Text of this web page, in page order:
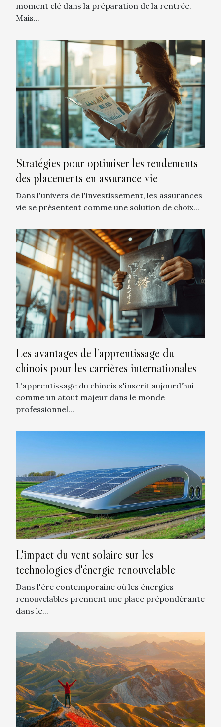
moment clé dans la préparation de la rentrée.
Mais...
Stratégies pour optimiser les rendements
des placements en assurance vie
Dans l'univers de l'investissement, les assurances
vie se présentent comme une solution de choix...
Les avantages de l'apprentissage du
chinois pour les carrières internationales
L'apprentissage du chinois s'inscrit aujourd'hui
comme un atout majeur dans le monde
professionnel...
L'impact du vent solaire sur les
technologies d'énergie renouvelable
Dans l'ère contemporaine où les énergies
renouvelables prennent une place prépondérante
dans le...